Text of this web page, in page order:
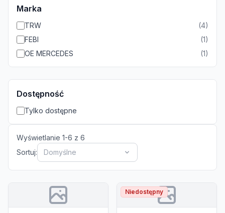
Marka
TRW (4)
FEBI
(1)
OE MERCEDES
(1)
Dostępność
Tylko dostępne
Wyświetlanie 1-6 z 6
Sortuj:
Domyślne
Niedostępny